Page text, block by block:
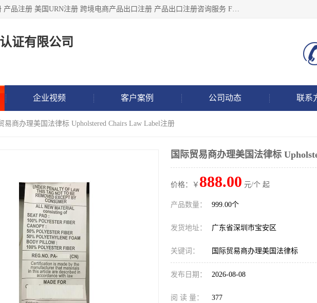
深圳市鼎顺检测认证有限公司专注于各类产品出口注册 产品注册 美国URN注册 跨境电商产品出口注册 产品出口注册咨询服务 FDA食品注册等我们是一家商务服务公司，为客户提供商标注册，本公司实力雄厚，能满足客户多种需求。
证有限公司
企业视频 客户案例 公司动态 联系
易商办理美国法律标 Upholstered Chairs Law Label注册
国际贸易商办理美国法律标
价格：￥ 888.00 元/个 起
产品数量： 999.00个
发货地址： 广东省深圳市宝安区
关键词： 国际贸易商办理美国法律标
发布日期： 2026-08-08
阅 读 量： 377